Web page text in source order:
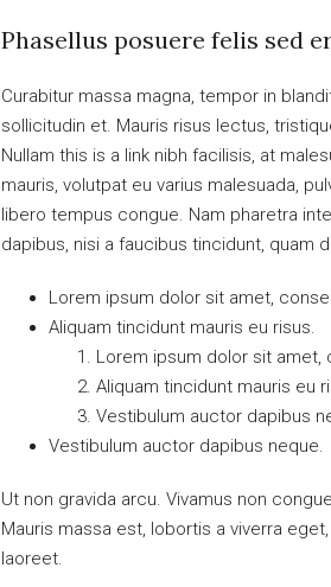
Phasellus posuere felis sed
Curabitur massa magna, tempor in
sollicitudin et. Mauris risus lectus,
Nullam this is a link nibh facilisis, at
mauris, volutpat eu varius malesuada,
libero tempus congue. Nam pharetra
dapibus, nisi a faucibus tincidunt, quam
Lorem ipsum dolor sit amet,
Aliquam tincidunt mauris eu risus.
Lorem ipsum dolor sit
Aliquam tincidunt mauris eu
Vestibulum auctor dapibus
Vestibulum auctor dapibus neque.
Ut non gravida arcu. Vivamus non
Mauris massa est, lobortis a viverra
laoreet.